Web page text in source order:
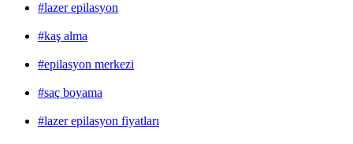
#lazer epilasyon
#kaş alma
#epilasyon merkezi
#saç boyama
#lazer epilasyon fiyatları